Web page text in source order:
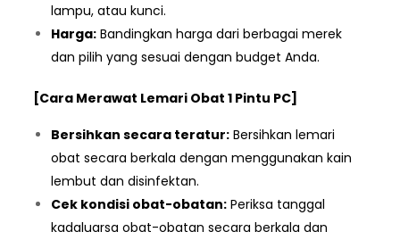
lampu, atau kunci.
Harga: Bandingkan harga dari berbagai merek
dan pilih yang sesuai dengan budget Anda.
[Cara Merawat Lemari Obat 1 Pintu PC]
Bersihkan secara teratur: Bersihkan lemari
obat secara berkala dengan menggunakan kain
lembut dan disinfektan.
Cek kondisi obat-obatan: Periksa tanggal
kadaluarsa obat-obatan secara berkala dan